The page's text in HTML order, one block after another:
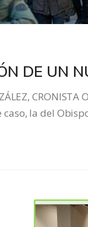
DE UN
caso, la del